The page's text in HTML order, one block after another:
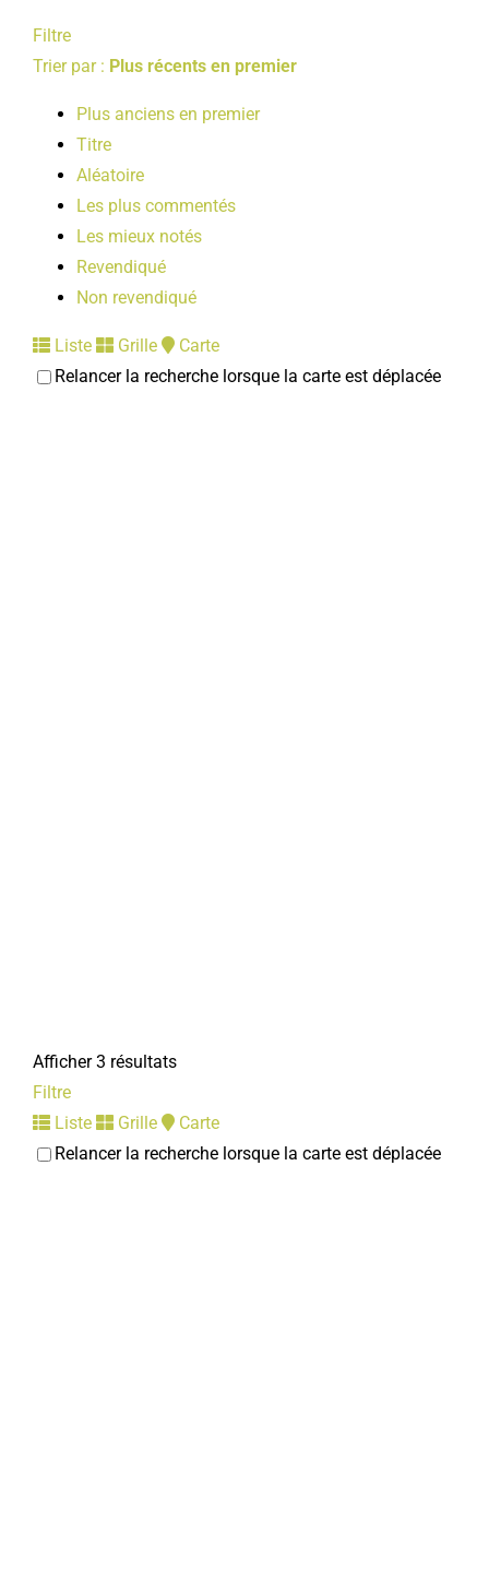
Filtre
Trier par : Plus récents en premier
Plus anciens en premier
Titre
Aléatoire
Les plus commentés
Les mieux notés
Revendiqué
Non revendiqué
Liste Grille
Carte
Relancer la recherche lorsque la carte est déplacée
Afficher 3 résultats
Filtre
Liste
Grille
Carte
Relancer la recherche lorsque la carte est déplacée